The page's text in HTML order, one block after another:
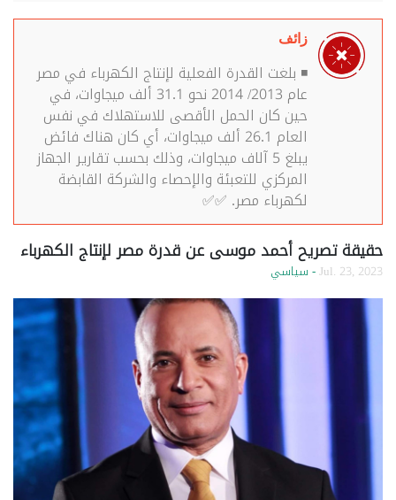
زائف
◾ بلغت القدرة الفعلية لإنتاج الكهرباء في مصر
عام 2013/ 2014 نحو 31.1 ألف ميجاوات، في
حين كان الحمل الأقصى للاستهلاك في نفس
العام 26.1 ألف ميجاوات، أي كان هناك فائض
يبلغ 5 آلاف ميجاوات، وذلك بحسب تقارير الجهاز
المركزي للتعبئة والإحصاء والشركة القابضة
لكهرباء مصر. ✅✅
حقيقة تصريح أحمد موسى عن قدرة مصر لإنتاج الكهرباء
Jul. 23, 2023- سياسي